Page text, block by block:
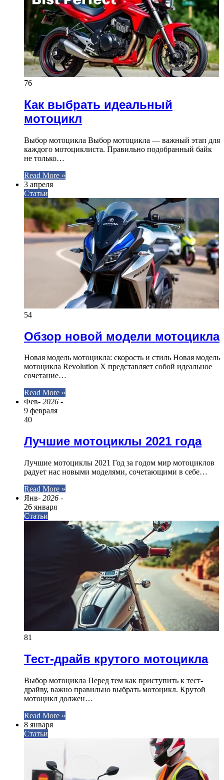
76
Как выбрать идеальный
мотоцикл
Выбор мотоцикла Выбор мотоцикла — важный этап для
каждого мотоциклиста. Правильно подобранный байк
не только…
Read More »
3 апреля
Статьи
54
Обзор новой модели мотоцикла
Новая модель мотоцикла: скорость и стиль Новая модель
мотоцикла Revolution X представляет собой идеальное
сочетание…
Read More »
Фев- 2026 -
9 февраля
40
Лучшие мотоциклы 2021 года
Лучшие мотоциклы 2021 Год за годом мир мотоциклов
радует нас новыми моделями, сочетающими в себе…
Read More »
Янв- 2026 -
26 января
Статьи
81
Тест-драйв крутого мотоцикла
Выбор мотоцикла Перед тем как приступить к тест-
драйву, важно правильно выбрать мотоцикл. Крутой
мотоцикл должен…
Read More »
8 января
Статьи